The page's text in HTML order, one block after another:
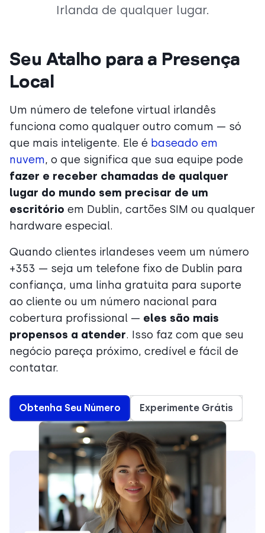
Irlanda de qualquer lugar.
Seu Atalho para a Presença
Local
Um número de telefone virtual irlandês
funciona como qualquer outro comum — só
que mais inteligente. Ele é baseado em
nuvem, o que significa que sua equipe pode
fazer e receber chamadas de qualquer
lugar do mundo sem precisar de um
escritório em Dublin, cartões SIM ou qualquer
hardware especial.
Quando clientes irlandeses veem um número
+353 — seja um telefone fixo de Dublin para
confiança, uma linha gratuita para suporte
ao cliente ou um número nacional para
cobertura profissional — eles são mais
propensos a atender. Isso faz com que seu
negócio pareça próximo, credível e fácil de
contatar.
Obtenha Seu Número Experimente Grátis